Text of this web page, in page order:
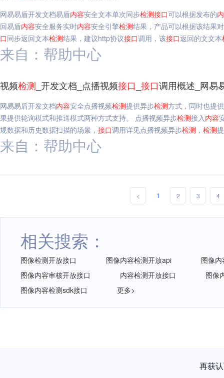
网易易盾开发文档易盾内容安全文本单次同步检测接口可以根据发布的
回易盾内容安全服务实时内容安全引擎检测结果，产品可以根据该结果
口同步返回文本检测结果，建议http协议接口调用，该接口返回的文文本
来自：帮助中心
视频检测 _开发文档_点播视频接口 接口调用概述_网易
网易易盾开发文档内容安全点播视频检测提供异步检测方式，同时也提
果提供轮询模式和推送模式两种方式支持。 点播视频异步检测接入内容
规数据和历史数据扫描的场景， 接口调用详见点播视频异步检测 ， 检测
来自：帮助中心
< 1 2 3 4
相关搜索：
图像检测开放接口 图像内容检测开放api
图像
图像内容审核开放接口
内容检测开放接口
图像
图像内容检测sdk接口
更多>
再获